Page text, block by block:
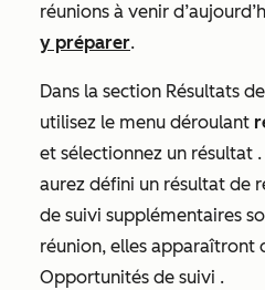
réunions à venir
y préparer.
Dans la section Résultats
utilisez le menu déroulant
et sélectionnez un résultat
aurez défini un résultat de
de suivi supplémentaires
réunion, elles apparaîtront
Opportunités de suivi .